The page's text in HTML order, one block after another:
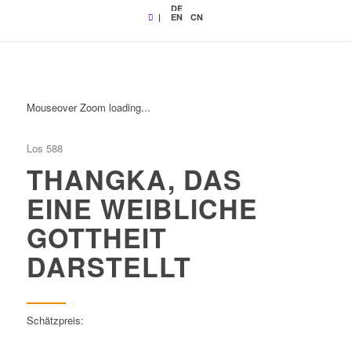
|
DE
EN CN
Mouseover Zoom loading...
Los 588
THANGKA, DAS
EINE WEIBLICHE
GOTTHEIT
DARSTELLT
Schätzpreis: